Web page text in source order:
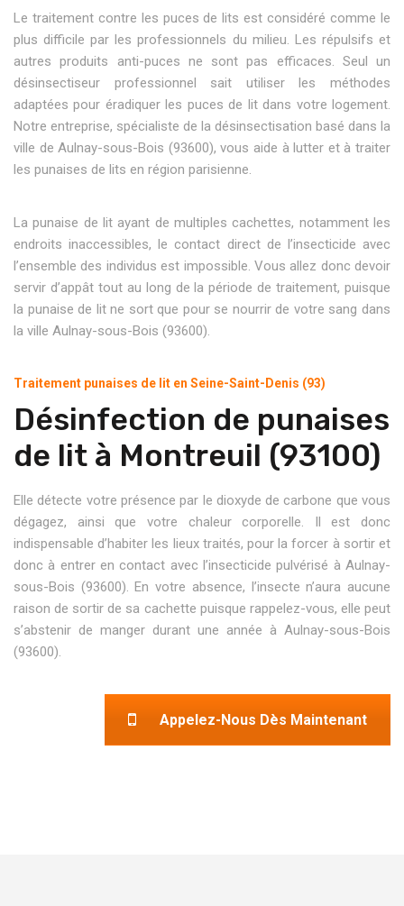
Le traitement contre les puces de lits est considéré comme le
plus difficile par les professionnels du milieu. Les répulsifs et
autres produits anti-puces ne sont pas efficaces. Seul un
désinsectiseur professionnel sait utiliser les méthodes
adaptées pour éradiquer les puces de lit dans votre logement.
Notre entreprise, spécialiste de la désinsectisation basé dans la
ville de Aulnay-sous-Bois (93600), vous aide à lutter et à traiter
les punaises de lits en région parisienne.
La punaise de lit ayant de multiples cachettes, notamment les
endroits inaccessibles, le contact direct de l’insecticide avec
l’ensemble des individus est impossible. Vous allez donc devoir
servir d’appât tout au long de la période de traitement, puisque
la punaise de lit ne sort que pour se nourrir de votre sang dans
la ville Aulnay-sous-Bois (93600).
Traitement punaises de lit en Seine-Saint-Denis (93)
Désinfection de punaises
de lit à Montreuil (93100)
Elle détecte votre présence par le dioxyde de carbone que vous
dégagez, ainsi que votre chaleur corporelle. Il est donc
indispensable d’habiter les lieux traités, pour la forcer à sortir et
donc à entrer en contact avec l’insecticide pulvérisé à Aulnay-
sous-Bois (93600). En votre absence, l’insecte n’aura aucune
raison de sortir de sa cachette puisque rappelez-vous, elle peut
s’abstenir de manger durant une année à Aulnay-sous-Bois
(93600).
Appelez-Nous Dès Maintenant